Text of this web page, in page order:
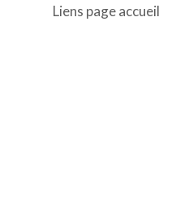
Liens page accueil